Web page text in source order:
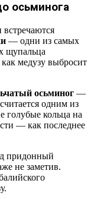
осьминога
— одни из самых
щупальца
медузу выбросит
осьминог —
одним из
кольца на
— как последнее
придонный
не заметив.